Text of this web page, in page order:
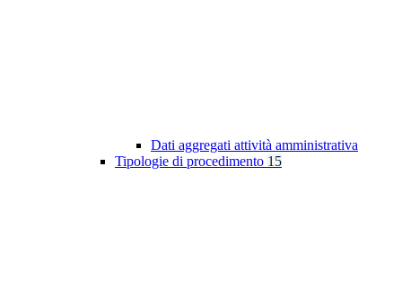
Dati aggregati attività amministrativa
Tipologie di procedimento 15